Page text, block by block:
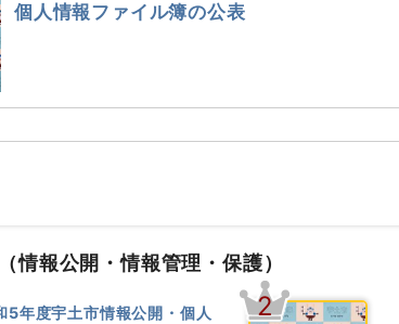
個人情報ファイル簿の公表
（情報公開・情報管理・保護）
5年度宇土市情報公開・個人
2